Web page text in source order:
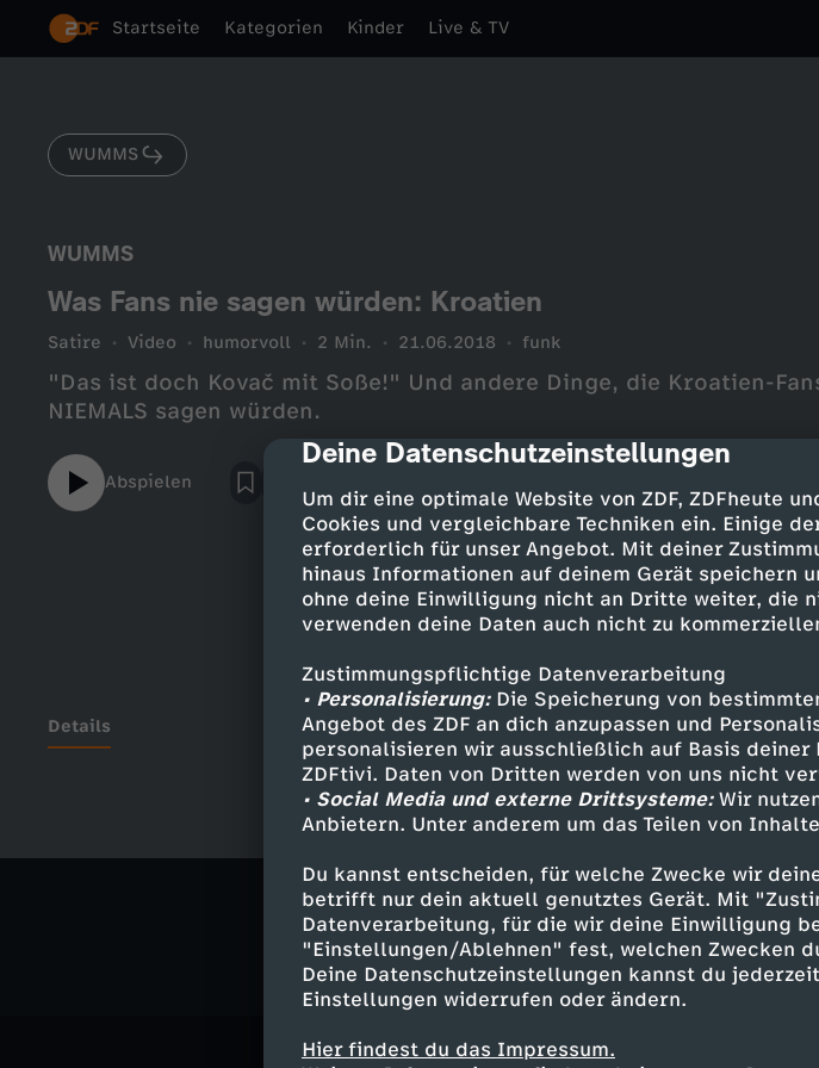
cmp-dialog-description
Deine Datenschutzeinstellungen
Um dir eine optimale Website von ZDF, ZDFheute
Cookies und vergleichbare Techniken ein. Einige
erforderlich für unser Angebot. Mit deiner
hinaus Informationen auf deinem Gerät speichern
ohne deine Einwilligung nicht an Dritte weiter, die
verwenden deine Daten auch nicht zu
Zustimmungspflichtige Datenverarbeitung
• Personalisierung:Die Speicherung von
Angebot des ZDF an dich anzupassen und
personalisieren wir ausschließlich auf Basis deiner
ZDFtivi. Daten von Dritten werden von uns nicht
• Social Media und externe Drittsysteme:Wir
Anbietern. Unter anderem um das Teilen von
Du kannst entscheiden, für welche Zwecke wir
betrifft nur dein aktuell genutztes Gerät. Mit
Datenverarbeitung, für die wir deine Einwilligung
"Einstellungen/Ablehnen" fest, welchen Zwecken
Deine Datenschutzeinstellungen kannst du
Einstellungen widerrufen oder ändern.
Hier findest du das Impressum.
Startseite Kategorien Kinder Live & TV
WUMMS
WUMMS
Was Fans nie sagen würden: Kroatien
Satire Video humorvoll 2 Min. 21.06.2018 funk
"Das ist doch Kovač mit Soße!" Und andere Dinge, die Kroatien-
NIEMALS sagen würden.
Abspielen
Details
Ähnliche Inhalte entdecken
Satire Video humorvoll WUMMS